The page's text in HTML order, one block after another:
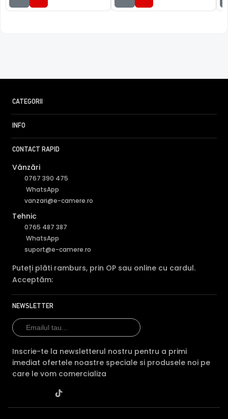
CATEGORII
INFO
CONTACT RAPID
Vânzări
0767 390 475
WhatsApp
vanzari@e-camere.ro
Tehnic
0765 487 387
WhatsApp
suport@e-camere.ro
Puteți plăti ramburs, prin OP sau online cu cardul.
Acceptăm:
NEWSLETTER
Inscrie-te la newsletterul nostru pentru a primi
imediat ofertele noastre speciale si produsele noi pe
care le vom comercializa